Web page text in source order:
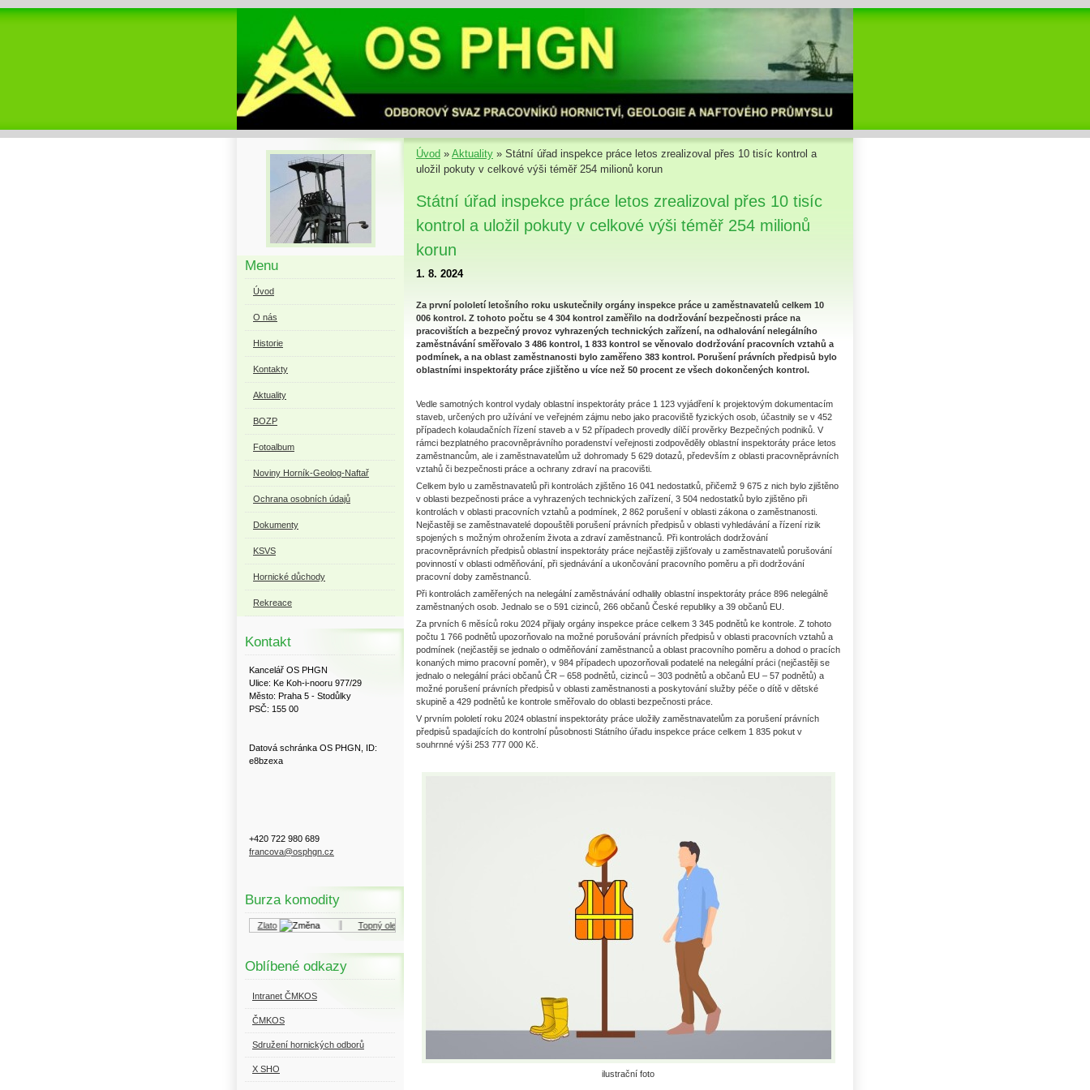
Úvod » Aktuality » Státní úřad inspekce práce letos zrealizoval přes 10 tisíc kontrol a
uložil pokuty v celkové výši téměř 254 milionů korun
Státní úřad inspekce práce letos zrealizoval přes 10 tisíc
kontrol a uložil pokuty v celkové výši téměř 254 milionů
korun
1. 8. 2024
Za první pololetí letošního roku uskutečnily orgány inspekce práce u zaměstnavatelů celkem 10
006 kontrol. Z tohoto počtu se 4 304 kontrol zaměřilo na dodržování bezpečnosti práce na
pracovištích a bezpečný provoz vyhrazených technických zařízení, na odhalování nelegálního
zaměstnávání směřovalo 3 486 kontrol, 1 833 kontrol se věnovalo dodržování pracovních vztahů a
podmínek, a na oblast zaměstnanosti bylo zaměřeno 383 kontrol. Porušení právních předpisů bylo
oblastními inspektoráty práce zjištěno u více než 50 procent ze všech dokončených kontrol.
Vedle samotných kontrol vydaly oblastní inspektoráty práce 1 123 vyjádření k projektovým dokumentacím
staveb, určených pro užívání ve veřejném zájmu nebo jako pracoviště fyzických osob, účastnily se v 452
případech kolaudačních řízení staveb a v 52 případech provedly dílčí prověrky Bezpečných podniků. V
rámci bezplatného pracovněprávního poradenství veřejnosti zodpověděly oblastní inspektoráty práce letos
zaměstnancům, ale i zaměstnavatelům už dohromady 5 629 dotazů, především z oblasti pracovněprávních
vztahů či bezpečnosti práce a ochrany zdraví na pracovišti.
Celkem bylo u zaměstnavatelů při kontrolách zjištěno 16 041 nedostatků, přičemž 9 675 z nich bylo zjištěno
v oblasti bezpečnosti práce a vyhrazených technických zařízení, 3 504 nedostatků bylo zjištěno při
kontrolách v oblasti pracovních vztahů a podmínek, 2 862 porušení v oblasti zákona o zaměstnanosti.
Nejčastěji se zaměstnavatelé dopouštěli porušení právních předpisů v oblasti vyhledávání a řízení rizik
spojených s možným ohrožením života a zdraví zaměstnanců. Při kontrolách dodržování
pracovněprávních předpisů oblastní inspektoráty práce nejčastěji zjišťovaly u zaměstnavatelů porušování
povinností v oblasti odměňování, při sjednávání a ukončování pracovního poměru a při dodržování
pracovní doby zaměstnanců.
Při kontrolách zaměřených na nelegální zaměstnávání odhalily oblastní inspektoráty práce 896 nelegálně
zaměstnaných osob. Jednalo se o 591 cizinců, 266 občanů České republiky a 39 občanů EU.
Za prvních 6 měsíců roku 2024 přijaly orgány inspekce práce celkem 3 345 podnětů ke kontrole. Z tohoto
počtu 1 766 podnětů upozorňovalo na možné porušování právních předpisů v oblasti pracovních vztahů a
podmínek (nejčastěji se jednalo o odměňování zaměstnanců a oblast pracovního poměru a dohod o pracích
konaných mimo pracovní poměr), v 984 případech upozorňovali podatelé na nelegální práci (nejčastěji se
jednalo o nelegální práci občanů ČR – 658 podnětů, cizinců – 303 podnětů a občanů EU – 57 podnětů) a
možné porušení právních předpisů v oblasti zaměstnanosti a poskytování služby péče o dítě v dětské
skupině a 429 podnětů ke kontrole směřovalo do oblasti bezpečnosti práce.
V prvním pololetí roku 2024 oblastní inspektoráty práce uložily zaměstnavatelům za porušení právních
předpisů spadajících do kontrolní působnosti Státního úřadu inspekce práce celkem 1 835 pokut v
souhrnné výši 253 777 000 Kč.
ilustrační foto
Menu
Úvod
O nás
Historie
Kontakty
Aktuality
BOZP
Fotoalbum
Noviny Horník-Geolog-Naftař
Ochrana osobních údajů
Dokumenty
KSVS
Hornické důchody
Rekreace
Kontakt
Kancelář OS PHGN
Ulice: Ke Koh-i-nooru 977/29
Město: Praha 5 - Stodůlky
PSČ: 155 00
Datová schránka OS PHGN, ID:
e8bzexa
+420 722 980 689
francova@osphgn.cz
Burza komodity
Zlato Topný olej
Oblíbené odkazy
Intranet ČMKOS
ČMKOS
Sdružení hornických odborů
X SHO